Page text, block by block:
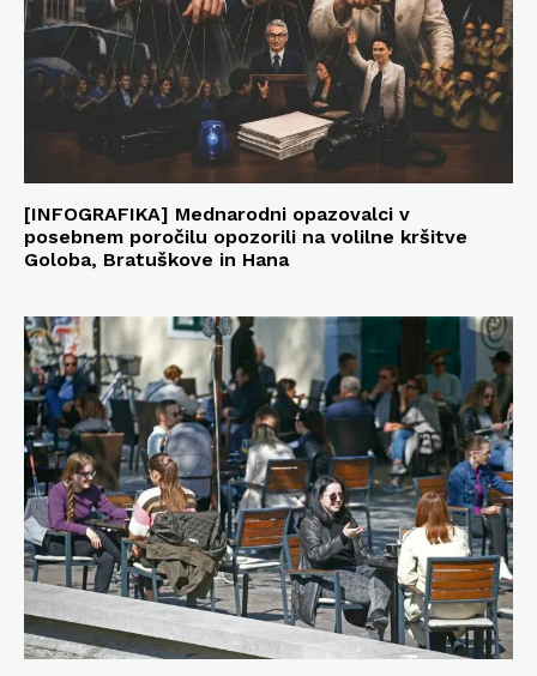
[INFOGRAFIKA] Mednarodni opazovalci v
posebnem poročilu opozorili na volilne kršitve
Goloba, Bratuškove in Hana